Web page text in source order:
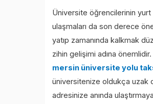
Üniversite öğrencilerinin yurt
ulaşmaları da son derece
yatıp zamanında kalkmak
zihin gelişimi adına
mersin üniversite yolu
üniversitenize oldukça uzak
adresinize anında